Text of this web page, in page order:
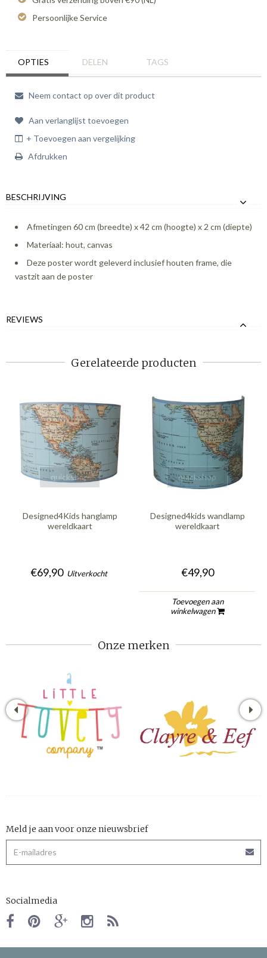
Persoonlijke Service
OPTIES DELEN TAGS
Neem contact op over dit product
Aan verlanglijst toevoegen
+ Toevoegen aan vergelijking
Afdrukken
BESCHRIJVING
Afmetingen 60 cm (breedte) x 42 cm (hoogte) x 2 cm (diepte)
Materiaal: hout, canvas
Deze poster wordt geleverd inclusief houten frame, die
vastzit aan de poster
REVIEWS
Gerelateerde producten
quickshop
Designed4Kids hanglamp
wereldkaart
€69,90 Uitverkocht
quickshop
Designed4kids wandlamp
wereldkaart
€49,90
Toevoegen aan
winkelwagen
Onze merken
Meld je aan voor onze nieuwsbrief
Socialmedia